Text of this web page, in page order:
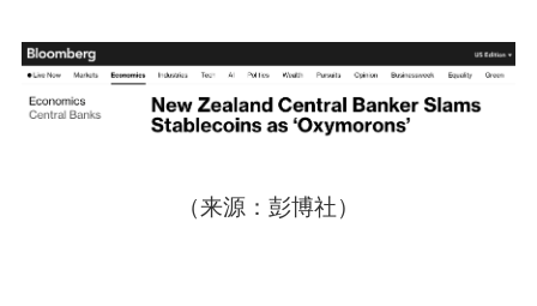
（来源：彭博社）